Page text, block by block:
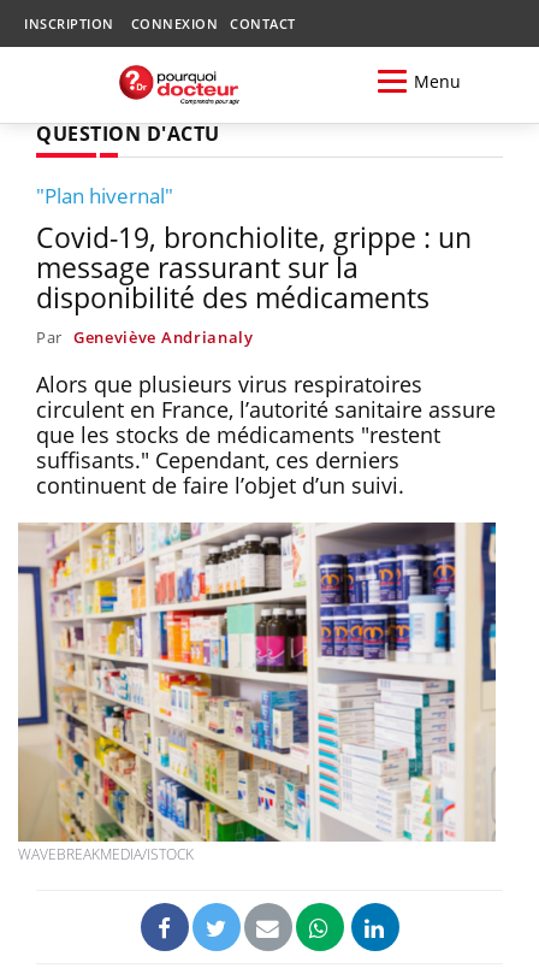
INSCRIPTION CONNEXION CONTACT
Menu
QUESTION D'ACTU
"Plan hivernal"
Covid-19, bronchiolite, grippe : un
message rassurant sur la
disponibilité des médicaments
Par Geneviève Andrianaly
Alors que plusieurs virus respiratoires
circulent en France, l’autorité sanitaire assure
que les stocks de médicaments "restent
suffisants." Cependant, ces derniers
continuent de faire l’objet d’un suivi.
WAVEBREAKMEDIA/ISTOCK